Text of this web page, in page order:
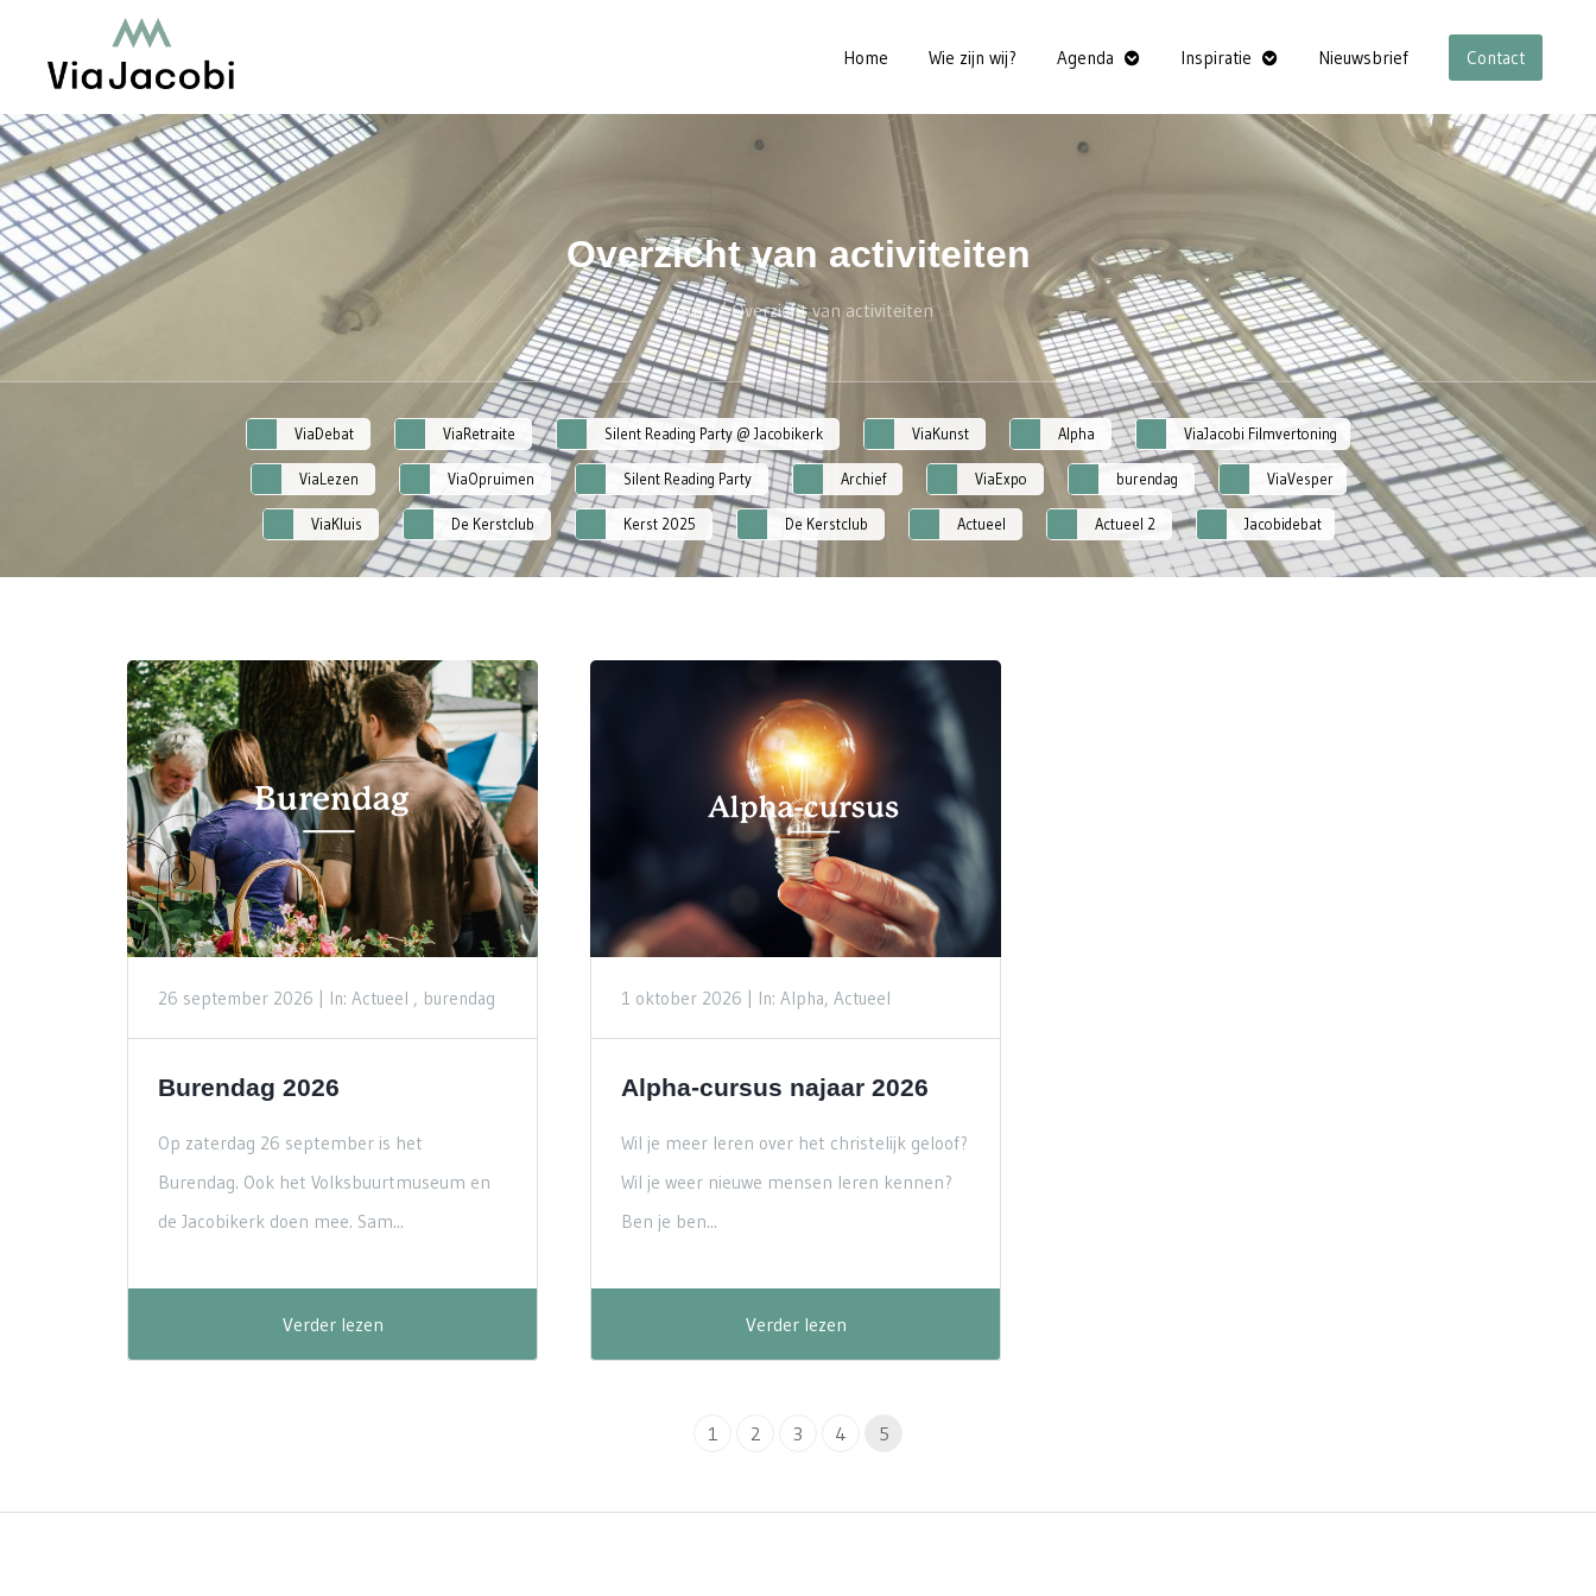
Home Wie zijn wij? Agenda Inspiratie Nieuwsbrief Contact
Overzicht van activiteiten
Home / Overzicht van activiteiten
ViaDebat ViaRetraite Silent Reading Party @ Jacobikerk ViaKunst Alpha ViaJacobi Filmvertoning
ViaLezen ViaOpruimen Silent Reading Party Archief ViaExpo burendag ViaVesper
ViaKluis De Kerstclub Kerst 2025 De Kerstclub Actueel Actueel 2 Jacobidebat
26 september 2026 | In: Actueel , burendag
Burendag 2026
Op zaterdag 26 september is het
Burendag. Ook het Volksbuurtmuseum en
de Jacobikerk doen mee. Sam...
Verder lezen
1 oktober 2026 | In: Alpha, Actueel
Alpha-cursus najaar 2026
Wil je meer leren over het christelijk geloof?
Wil je weer nieuwe mensen leren kennen?
Ben je ben...
Verder lezen
1 2 3 4 5